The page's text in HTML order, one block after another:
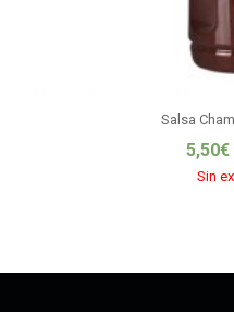
Salsa
5,50€
Sin